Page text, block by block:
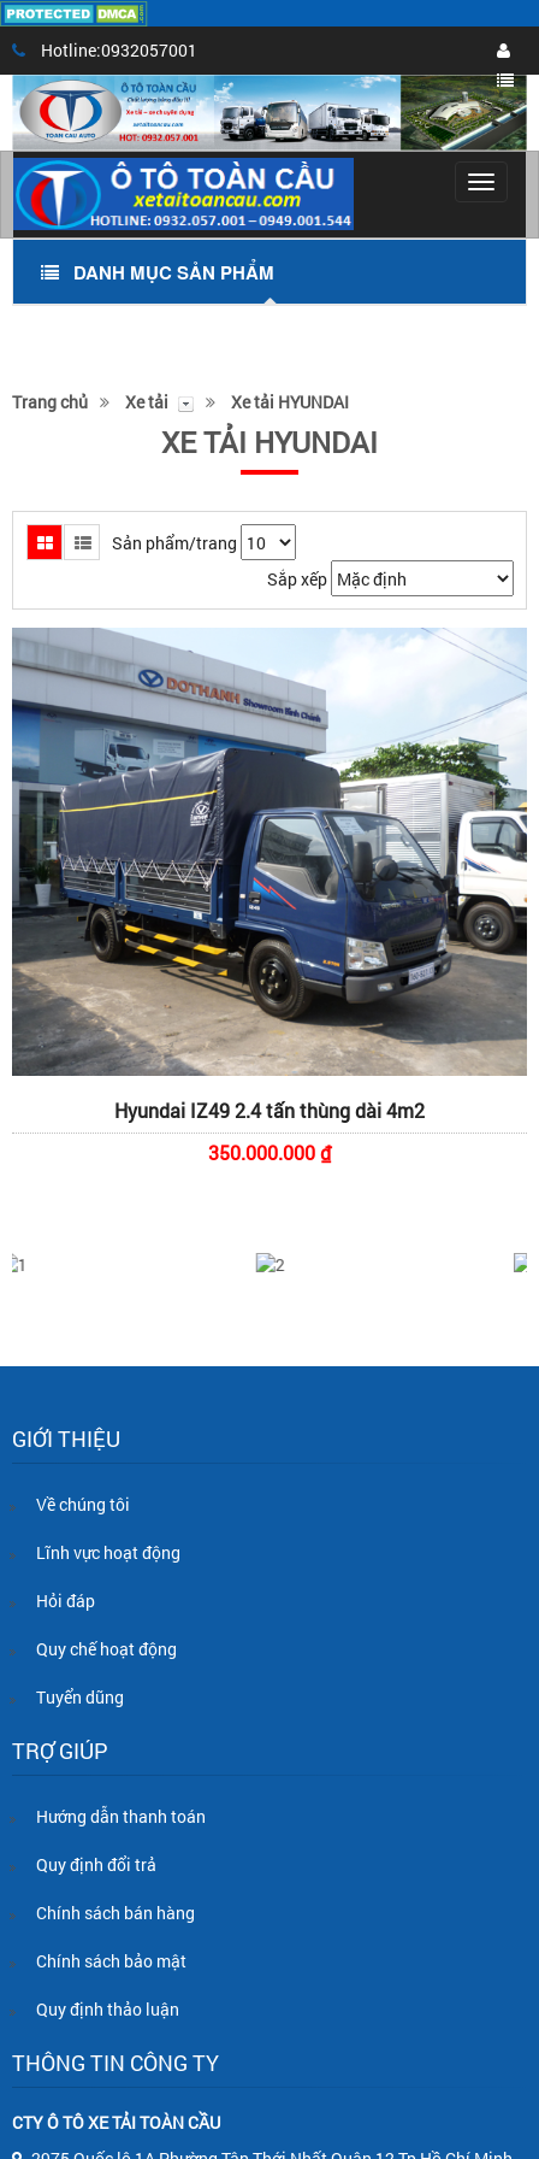
Hotline:0932057001
Toggle
DANH MỤC SẢN PHẨM
Trang chủ Xe tải Xe tải HYUNDAI
XE TẢI HYUNDAI
Sản phẩm/trang
Sắp xếp
Hyundai IZ49 2.4 tấn thùng dài 4m2
350.000.000 ₫
GIỚI THIỆU
Về chúng tôi
Lĩnh vực hoạt động
Hỏi đáp
Quy chế hoạt động
Tuyển dũng
TRỢ GIÚP
Hướng dẫn thanh toán
Quy định đổi trả
Chính sách bán hàng
Chính sách bảo mật
Quy định thảo luận
THÔNG TIN CÔNG TY
CTY Ô TÔ XE TẢI TOÀN CẦU